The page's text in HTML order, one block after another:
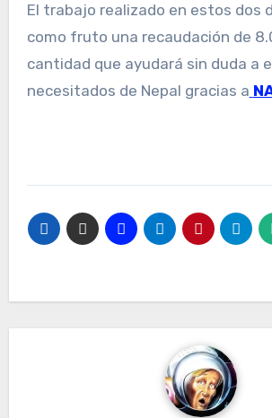
El trabajo realizado en estos dos
como fruto una recaudación de
cantidad que ayudará sin duda a
necesitados de Nepal gracias a